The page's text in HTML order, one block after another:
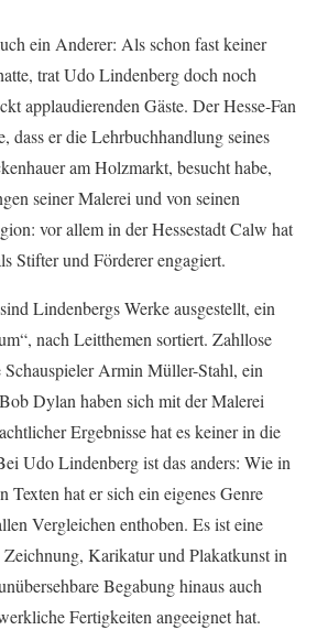
ein Anderer: Als schon fast keiner
trat Udo Lindenberg doch noch
applaudierenden Gäste. Der Hesse-Fan
dass er die Lehrbuchhandlung seines
am Holzmarkt, besucht habe,
seiner Malerei und von seinen
vor allem in der Hessestadt Calw hat
Stifter und Förderer engagiert.
Lindenbergs Werke ausgestellt, ein
nach Leitthemen sortiert. Zahllose
Armin Müller-Stahl, ein
Dylan haben sich mit der Malerei
Ergebnisse hat es keiner in die
Udo Lindenberg ist das anders: Wie in
Texten hat er sich ein eigenes Genre
Vergleichen enthoben. Es ist eine
Karikatur und Plakatkunst in
Begabung hinaus auch
Fertigkeiten angeeignet hat.